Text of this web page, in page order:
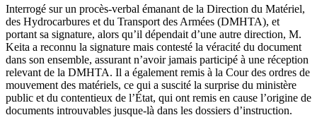
Interrogé sur un procès-verbal émanant de la Direction du Matériel,
des Hydrocarbures et du Transport des Armées (DMHTA), et
portant sa signature, alors qu’il dépendait d’une autre direction, M.
Keita a reconnu la signature mais contesté la véracité du document
dans son ensemble, assurant n’avoir jamais participé à une réception
relevant de la DMHTA. Il a également remis à la Cour des ordres de
mouvement des matériels, ce qui a suscité la surprise du ministère
public et du contentieux de l’État, qui ont remis en cause l’origine de
documents introuvables jusque-là dans les dossiers d’instruction.